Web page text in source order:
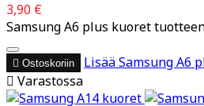
3,90 €
Samsung A6 plus kuoret
 Ostoskoriin LisääSamsung A6
 Varastossa